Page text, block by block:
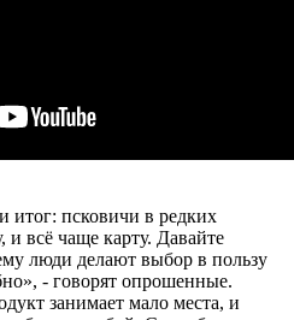
итог: псковичи в редких
и всё чаще карту. Давайте
люди делают выбор в пользу
- говорят опрошенные.
занимает мало места, и